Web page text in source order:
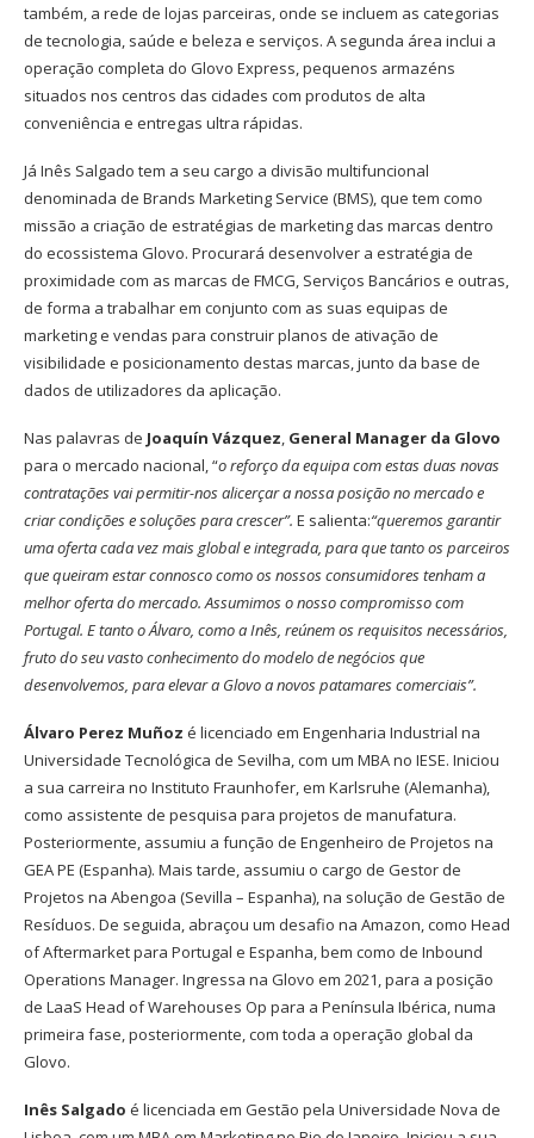
também, a rede de lojas parceiras, onde se incluem as categorias
de tecnologia, saúde e beleza e serviços. A segunda área inclui a
operação completa do Glovo Express, pequenos armazéns
situados nos centros das cidades com produtos de alta
conveniência e entregas ultra rápidas.
Já Inês Salgado tem a seu cargo a divisão multifuncional
denominada de Brands Marketing Service (BMS), que tem como
missão a criação de estratégias de marketing das marcas dentro
do ecossistema Glovo. Procurará desenvolver a estratégia de
proximidade com as marcas de FMCG, Serviços Bancários e outras,
de forma a trabalhar em conjunto com as suas equipas de
marketing e vendas para construir planos de ativação de
visibilidade e posicionamento destas marcas, junto da base de
dados de utilizadores da aplicação.
Nas palavras de Joaquín Vázquez, General Manager da Glovo
para o mercado nacional, “o reforço da equipa com estas duas novas
contratações vai permitir-nos alicerçar a nossa posição no mercado e
criar condições e soluções para crescer”. E salienta:“queremos garantir
uma oferta cada vez mais global e integrada, para que tanto os parceiros
que queiram estar connosco como os nossos consumidores tenham a
melhor oferta do mercado. Assumimos o nosso compromisso com
Portugal. E tanto o Álvaro, como a Inês, reúnem os requisitos necessários,
fruto do seu vasto conhecimento do modelo de negócios que
desenvolvemos, para elevar a Glovo a novos patamares comerciais”.
Álvaro Perez Muñoz é licenciado em Engenharia Industrial na
Universidade Tecnológica de Sevilha, com um MBA no IESE. Iniciou
a sua carreira no Instituto Fraunhofer, em Karlsruhe (Alemanha),
como assistente de pesquisa para projetos de manufatura.
Posteriormente, assumiu a função de Engenheiro de Projetos na
GEA PE (Espanha). Mais tarde, assumiu o cargo de Gestor de
Projetos na Abengoa (Sevilla – Espanha), na solução de Gestão de
Resíduos. De seguida, abraçou um desafio na Amazon, como Head
of Aftermarket para Portugal e Espanha, bem como de Inbound
Operations Manager. Ingressa na Glovo em 2021, para a posição
de LaaS Head of Warehouses Op para a Península Ibérica, numa
primeira fase, posteriormente, com toda a operação global da
Glovo.
Inês Salgado é licenciada em Gestão pela Universidade Nova de